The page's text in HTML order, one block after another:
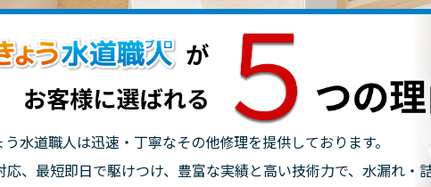
水道職人は迅速・丁寧なその他修理を提供しております。
応、最短即日で駆けつけ、豊富な実績と高い技術力で、水漏れ・